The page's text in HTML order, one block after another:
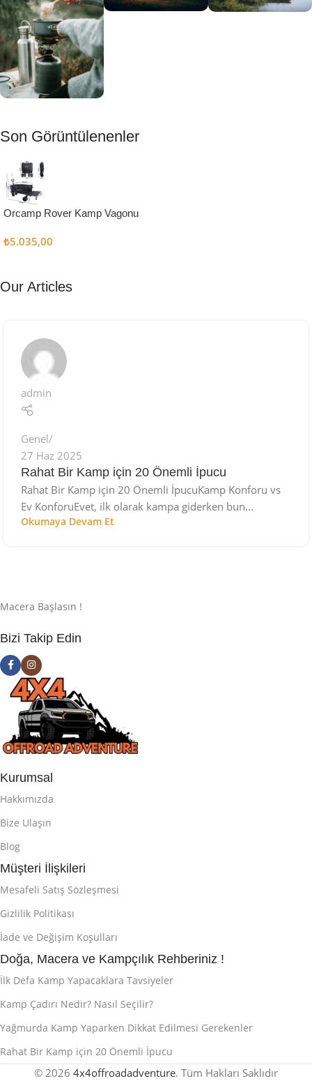
Muftağı
Kampçı
Şefler İçin
Keşfet
Son Görüntülenenler
Orcamp Rover Kamp Vagonu
₺5.035,00
Our Articles
admin
Genel
27 Haz 2025
Rahat Bir Kamp için 20 Önemli İpucu
Rahat Bir Kamp için 20 Önemli İpucuKamp Konforu vs
Ev KonforuEvet, ilk olarak kampa giderken bun...
Okumaya Devam Et
Macera Başlasın !
Bizi Takip Edin
Kurumsal
Hakkımızda
Bize Ulaşın
Blog
Müşteri İlişkileri
Mesafeli Satış Sözleşmesi
Gizlilik Politikası
İade ve Değişim Koşulları
Doğa, Macera ve Kampçılık Rehberiniz !
İlk Defa Kamp Yapacaklara Tavsiyeler
Kamp Çadırı Nedir? Nasıl Seçilir?
Yağmurda Kamp Yaparken Dikkat Edilmesi Gerekenler
Rahat Bir Kamp için 20 Önemli İpucu
© 2026 4x4offroadadventure. Tüm Hakları Saklıdır